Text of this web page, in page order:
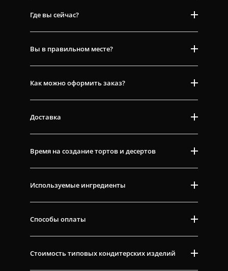
Где вы сейчас?
Вы в правильном месте?
Как можно оформить заказ?
Доставка
Время на создание тортов и десертов
Используемые ингредиенты
Способы оплаты
Стоимость типовых кондитерских изделий